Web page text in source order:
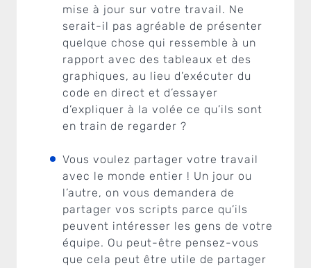
mise à jour sur votre travail. Ne
serait-il pas agréable de présenter
quelque chose qui ressemble à un
rapport avec des tableaux et des
graphiques, au lieu d’exécuter du
code en direct et d’essayer
d’expliquer à la volée ce qu’ils sont
en train de regarder ?
Vous voulez partager votre travail
avec le monde entier ! Un jour ou
l’autre, on vous demandera de
partager vos scripts parce qu’ils
peuvent intéresser les gens de votre
équipe. Ou peut-être pensez-vous
que cela peut être utile de partager